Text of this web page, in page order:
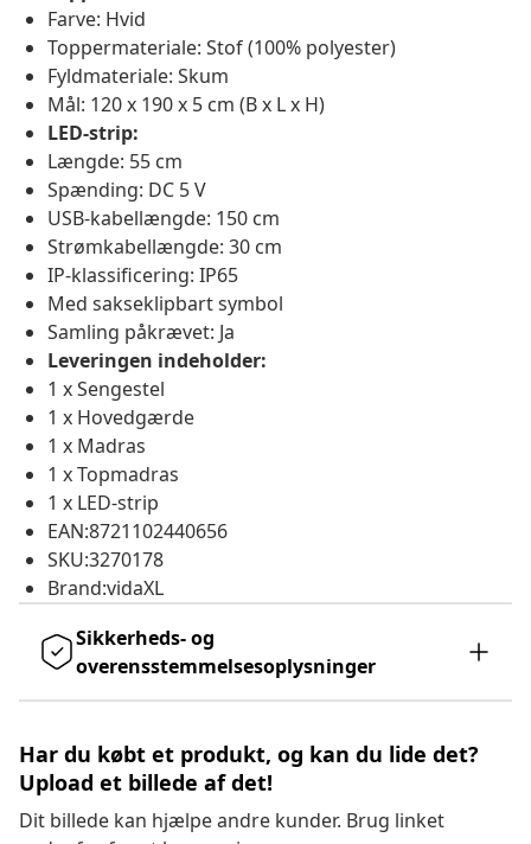
Farve: Hvid
Toppermateriale: Stof (100% polyester)
Fyldmateriale: Skum
Mål: 120 x 190 x 5 cm (B x L x H)
LED-strip:
Længde: 55 cm
Spænding: DC 5 V
USB-kabellængde: 150 cm
Strømkabellængde: 30 cm
IP-klassificering: IP65
Med sakseklipbart symbol
Samling påkrævet: Ja
Leveringen indeholder:
1 x Sengestel
1 x Hovedgærde
1 x Madras
1 x Topmadras
1 x LED-strip
EAN:8721102440656
SKU:3270178
Brand:vidaXL
Sikkerheds- og
overensstemmelsesoplysninger
Har du købt et produkt, og kan du lide det?
Upload et billede af det!
Dit billede kan hjælpe andre kunder. Brug linket